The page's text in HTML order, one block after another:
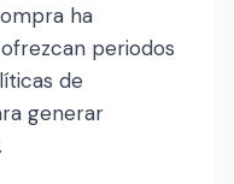
ha
periodos
de
generar